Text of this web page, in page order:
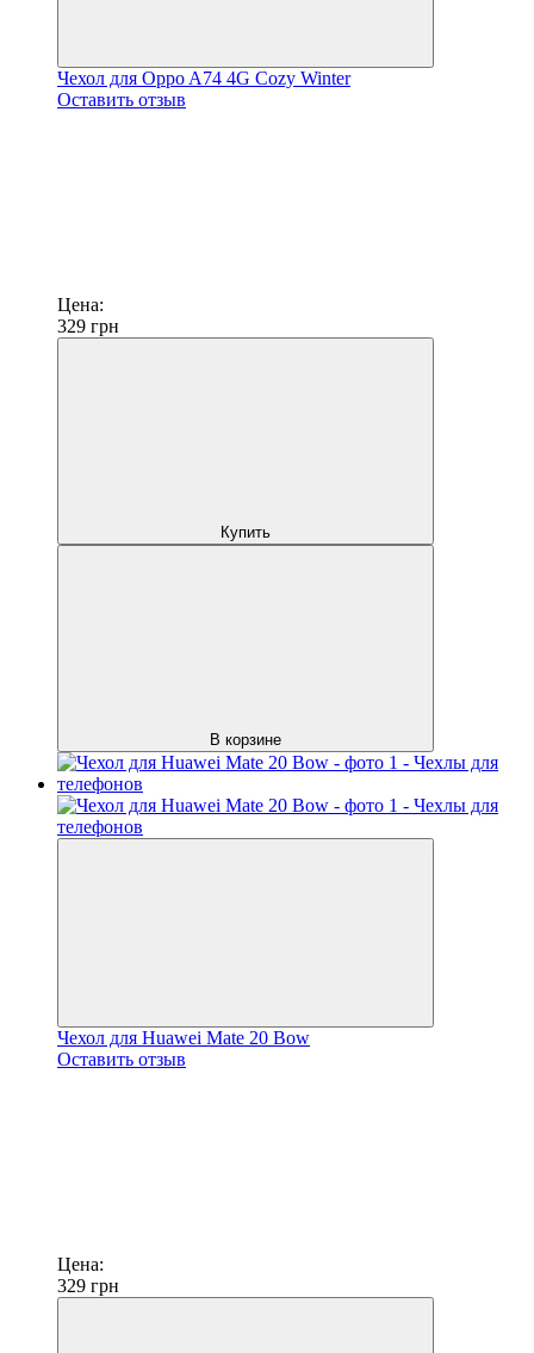
Чехол для Oppo A74 4G Cozy Winter
Оставить отзыв
Цена:
329 грн
Купить
В корзине
Чехол для Huawei Mate 20 Bow
Оставить отзыв
Цена:
329 грн